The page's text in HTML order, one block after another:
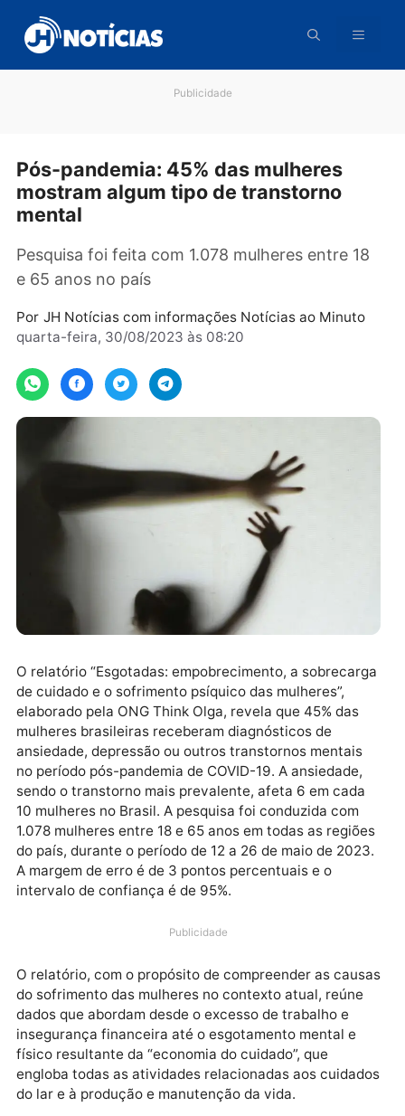
para
conteúdo
Pós-pandemia: 45% das mulheres
mostram algum tipo de transtorno
Pesquisa foi feita com 1.078 mulheres entre
e 65 anos no país
quarta-feira, 30/08/2023 às 08:20
O relatório “Esgotadas: empobrecimento, a
de cuidado e o sofrimento psíquico das mulheres”,
elaborado pela ONG Think Olga, revela que 45% das
mulheres brasileiras receberam diagnósticos de
ansiedade, depressão ou outros transtornos mentais
no período pós-pandemia de COVID-19. A ansiedade,
sendo o transtorno mais prevalente, afeta 6 em cada
10 mulheres no Brasil. A pesquisa foi conduzida com
A margem de erro é de 3 pontos percentuais e o
intervalo de confiança é de 95%.
Publicidade
O relatório, com o propósito de compreender as
do sofrimento das mulheres no contexto atual, reúne